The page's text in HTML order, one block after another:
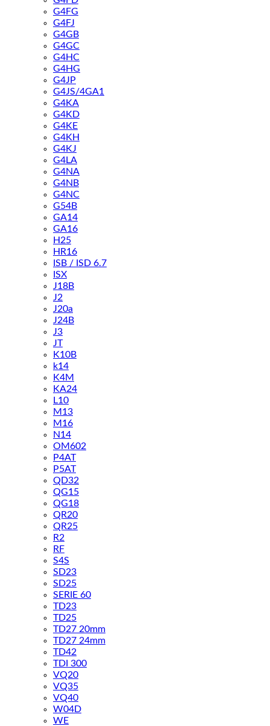
G4FG
G4FJ
G4GB
G4GC
G4HC
G4HG
G4JP
G4JS/4GA1
G4KA
G4KD
G4KE
G4KH
G4KJ
G4LA
G4NA
G4NB
G4NC
G54B
GA14
GA16
H25
HR16
ISB / ISD 6.7
ISX
J18B
J2
J20a
J24B
J3
JT
K10B
k14
K4M
KA24
L10
M13
M16
N14
OM602
P4AT
P5AT
QD32
QG15
QG18
QR20
QR25
R2
RF
S4S
SD23
SD25
SERIE 60
TD23
TD25
TD27 20mm
TD27 24mm
TD42
TDI 300
VQ20
VQ35
VQ40
W04D
WE